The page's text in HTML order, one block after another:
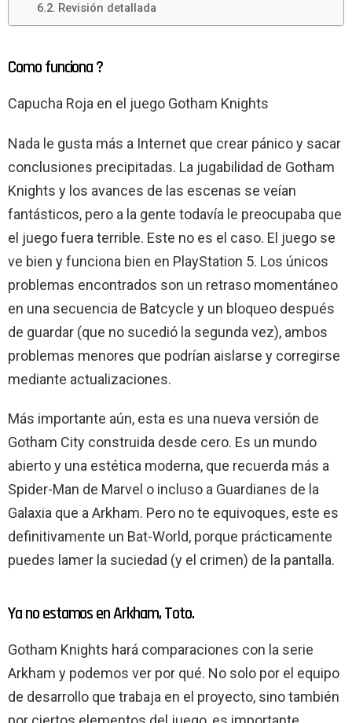
Revisión detallada
Como funciona ?
Capucha Roja en el juego Gotham Knights
Nada le gusta más a Internet que crear pánico y sacar
conclusiones precipitadas. La jugabilidad de Gotham
Knights y los avances de las escenas se veían
fantásticos, pero a la gente todavía le preocupaba que
el juego fuera terrible. Este no es el caso. El juego se
ve bien y funciona bien en PlayStation 5. Los únicos
problemas encontrados son un retraso momentáneo
en una secuencia de Batcycle y un bloqueo después
de guardar (que no sucedió la segunda vez), ambos
problemas menores que podrían aislarse y corregirse
mediante actualizaciones.
Más importante aún, esta es una nueva versión de
Gotham City construida desde cero. Es un mundo
abierto y una estética moderna, que recuerda más a
Spider-Man de Marvel o incluso a Guardianes de la
Galaxia que a Arkham. Pero no te equivoques, este es
definitivamente un Bat-World, porque prácticamente
puedes lamer la suciedad (y el crimen) de la pantalla.
Ya no estamos en Arkham, Toto.
Gotham Knights hará comparaciones con la serie
Arkham y podemos ver por qué. No solo por el equipo
de desarrollo que trabaja en el proyecto, sino también